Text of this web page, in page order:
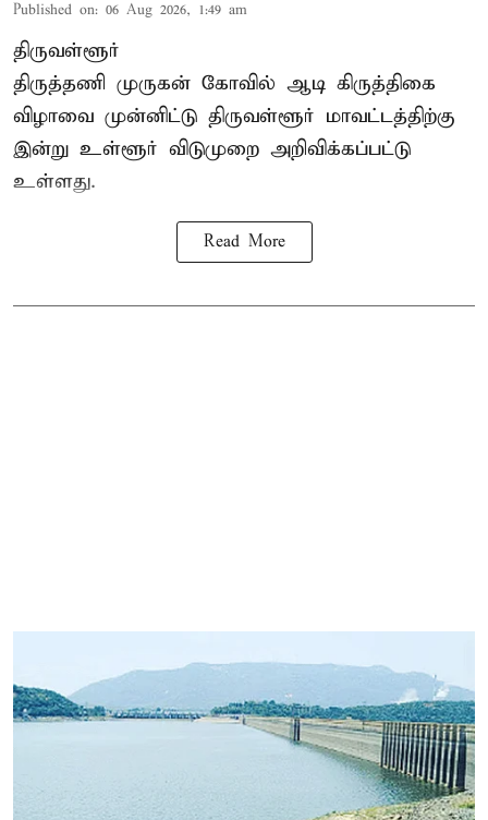
Published on: 06 Aug 2026, 1:49 am
திருவள்ளூர்
திருத்தணி முருகன் கோவில் ஆடி கிருத்திகை
விழாவை முன்னிட்டு திருவள்ளூர் மாவட்டத்திற்கு
இன்று உள்ளூர் விடுமுறை அறிவிக்கப்பட்டு
உள்ளது.
Read More